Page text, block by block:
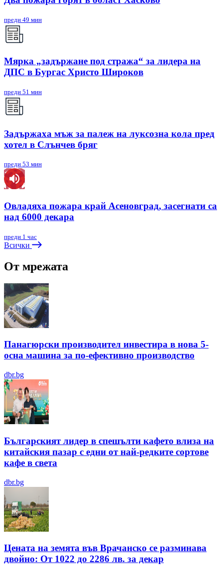
преди 49 мин
Мярка „задържане под стража“ за лидера на
ДПС в Бургас Христо Широков
преди 51 мин
Задържаха мъж за палеж на луксозна кола пред
хотел в Слънчев бряг
преди 53 мин
Овладяха пожара край Асеновград, засегнати са
над 6000 декара
преди 1 час
Всички
От мрежата
Панагюрски производител инвестира в нова 5-
осна машина за по-ефективно производство
dbr.bg
Българският лидер в спешълти кафето влиза на
китайския пазар с едни от най-редките сортове
кафе в света
dbr.bg
Цената на земята във Врачанско се разминава
двойно: От 1022 до 2286 лв. за декар